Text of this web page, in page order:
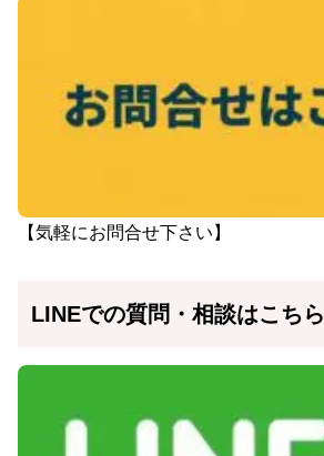
【気軽にお問合せ下さい】
LINEでの質問・相談はこちら